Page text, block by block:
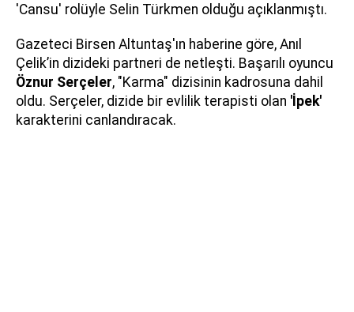
'Cansu' rolüyle Selin Türkmen olduğu açıklanmıştı.
Gazeteci Birsen Altuntaş'ın haberine göre, Anıl
Çelik’in dizideki partneri de netleşti. Başarılı oyuncu
Öznur Serçeler, "Karma" dizisinin kadrosuna dahil
oldu. Serçeler, dizide bir evlilik terapisti olan 'İpek'
karakterini canlandıracak.